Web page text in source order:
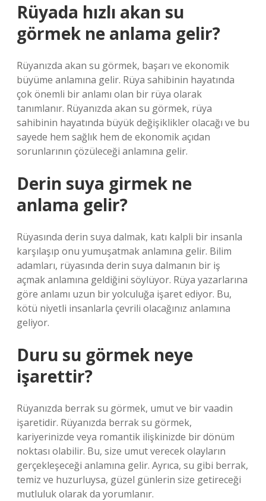
Rüyada hızlı akan su
görmek ne anlama gelir?
Rüyanızda akan su görmek, başarı ve ekonomik
büyüme anlamına gelir. Rüya sahibinin hayatında
çok önemli bir anlamı olan bir rüya olarak
tanımlanır. Rüyanızda akan su görmek, rüya
sahibinin hayatında büyük değişiklikler olacağı ve bu
sayede hem sağlık hem de ekonomik açıdan
sorunlarının çözüleceği anlamına gelir.
Derin suya girmek ne
anlama gelir?
Rüyasında derin suya dalmak, katı kalpli bir insanla
karşılaşıp onu yumuşatmak anlamına gelir. Bilim
adamları, rüyasında derin suya dalmanın bir iş
açmak anlamına geldiğini söylüyor. Rüya yazarlarına
göre anlamı uzun bir yolculuğa işaret ediyor. Bu,
kötü niyetli insanlarla çevrili olacağınız anlamına
geliyor.
Duru su görmek neye
işarettir?
Rüyanızda berrak su görmek, umut ve bir vaadin
işaretidir. Rüyanızda berrak su görmek,
kariyerinizde veya romantik ilişkinizde bir dönüm
noktası olabilir. Bu, size umut verecek olayların
gerçekleşeceği anlamına gelir. Ayrıca, su gibi berrak,
temiz ve huzurluysa, güzel günlerin size getireceği
mutluluk olarak da yorumlanır.